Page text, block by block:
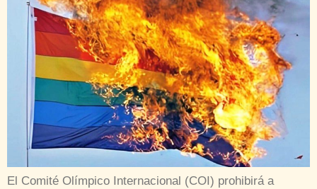
El Comité Olímpico Internacional (COI) prohibirá a